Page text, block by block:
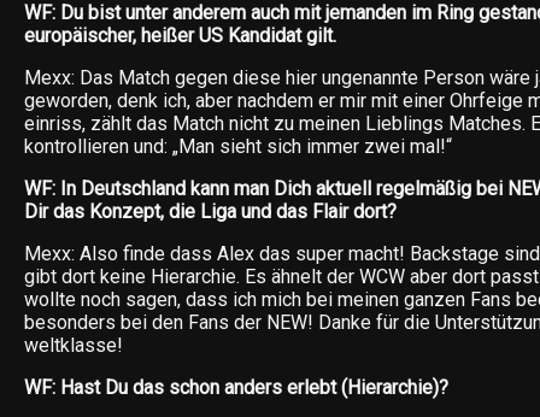
WF: Du bist unter anderem auch mit jemanden im Ring
europäischer, heißer US Kandidat gilt.
Mexx: Das Match gegen diese hier ungenannte Person wäre
geworden, denk ich, aber nachdem er mir mit einer Ohrfeige
einriss, zählt das Match nicht zu meinen Lieblings Matches.
kontrollieren und: „Man sieht sich immer zwei mal!“
WF: In Deutschland kann man Dich aktuell regelmäßig bei
Dir das Konzept, die Liga und das Flair dort?
Mexx: Also finde dass Alex das super macht! Backstage
gibt dort keine Hierarchie. Es ähnelt der WCW aber dort
wollte noch sagen, dass ich mich bei meinen ganzen Fans
besonders bei den Fans der NEW! Danke für die
weltklasse!
WF: Hast Du das schon anders erlebt (Hierarchie)?